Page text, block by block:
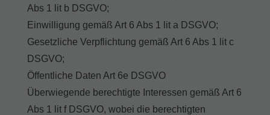
Abs 1 lit b DSGVO;
Einwilligung gemäß Art 6 Abs 1 lit a DSGVO;
Gesetzliche Verpflichtung gemäß Art 6 Abs 1 lit c
DSGVO;
Öffentliche Daten Art 6e DSGVO
Überwiegende berechtigte Interessen gemäß Art 6
Abs 1 lit f DSGVO, wobei die berechtigten